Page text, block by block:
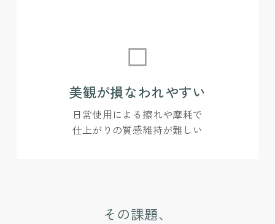
美観が損なわれやすい
日常使用による擦れや摩耗で
仕上がりの質感維持が難しい
その課題、